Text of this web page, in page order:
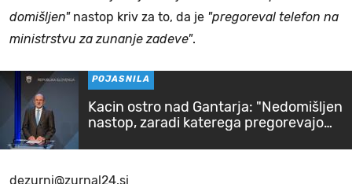
domišljen"nastop kriv za to, da je "pregoreval telefon na
ministrstvu za zunanje zadeve".
POJASNILA
Kacin ostro nad Gantarja: "Nedomišljen
nastop, zaradi katerega pregorevajo
dezurni@zurnal24.si